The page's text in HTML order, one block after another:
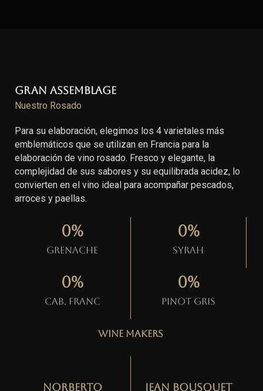
Gran Assemblage
Nuestro Rosado
Para su elaboración, elegimos los 4 varietales más
emblemáticos que se utilizan en Francia para la
elaboración de vino rosado. Fresco y elegante, la
complejidad de sus sabores y su equilibrada acidez, lo
convierten en el vino ideal para acompañar pescados,
arroces y paellas.
Grenache
0%
Syrah
0%
Cab. Franc
0%
Pinot gris
0%
Wine Makers
Norberto
Jean Bousquet